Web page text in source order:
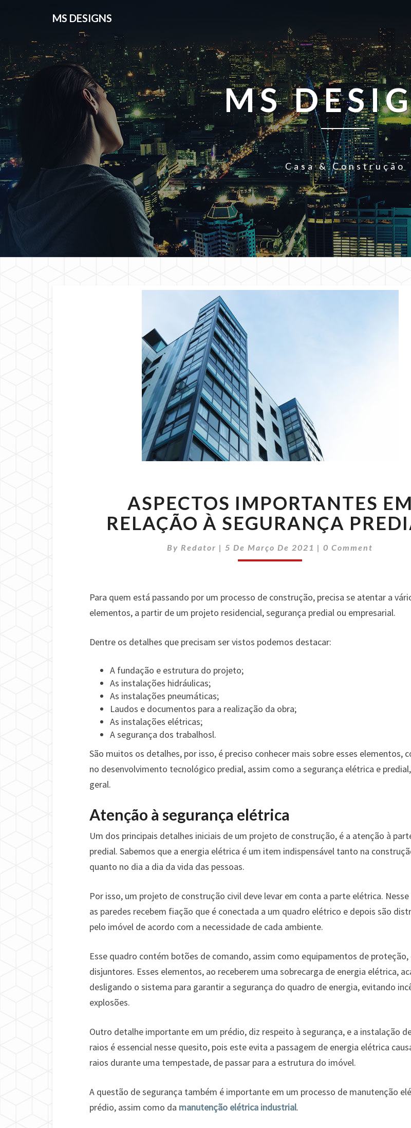
MS DESIGNS
MS
Casa & Construção
IMPORTANTES
EM
RELAÇÃO
SEGURANÇA
ASPECTOS IMPORTANTES EM
RELAÇÃO À SEGURANÇA
By Redator |5 De Março De 2021 |Comments
0 Comment
Para quem está passando por um processo de construção, precisa se atentar a
elementos, a partir de um projeto residencial, segurança predial ou empresarial.
Dentre os detalhes que precisam ser vistos podemos destacar:
A fundação e estrutura do projeto;
As instalações hidráulicas;
As instalações pneumáticas;
Laudos e documentos para a realização da obra;
As instalações elétricas;
A segurança dos trabalhosl.
São muitos os detalhes, por isso, é preciso conhecer mais sobre esses elementos,
no desenvolvimento tecnológico predial, assim como a segurança elétrica e
geral.
Atenção à segurança elétrica
Um dos principais detalhes iniciais de um projeto de construção, é a atenção à
predial. Sabemos que a energia elétrica é um item indispensável tanto na
quanto no dia a dia da vida das pessoas.
Por isso, um projeto de construção civil deve levar em conta a parte elétrica.
as paredes recebem fiação que é conectada a um quadro elétrico e depois são
pelo imóvel de acordo com a necessidade de cada ambiente.
Esse quadro contém botões de comando, assim como equipamentos de proteção,
disjuntores. Esses elementos, ao receberem uma sobrecarga de energia elétrica,
desligando o sistema para garantir a segurança do quadro de energia, evitando
explosões.
Outro detalhe importante em um prédio, diz respeito à segurança, e a instalação
raios é essencial nesse quesito, pois este evita a passagem de energia elétrica
raios durante uma tempestade, de passar para a estrutura do imóvel.
A questão de segurança também é importante em um processo de manutenção
prédio, assim como da manutenção elétrica industrial.